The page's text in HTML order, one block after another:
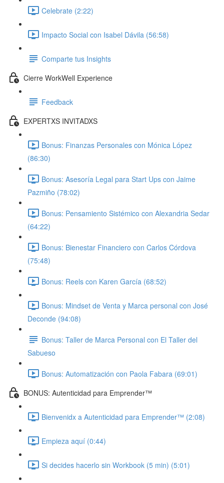
Celebrate (2:22)
Impacto Social con Isabel Dávila (56:58)
Comparte tus Insights
Cierre WorkWell Experience
Feedback
EXPERTXS INVITADXS
Bonus: Finanzas Personales con Mónica López
(86:30)
Bonus: Asesoría Legal para Start Ups con Jaime
Pazmiño (78:02)
Bonus: Pensamiento Sistémico con Alexandria Sedar
(64:22)
Bonus: Bienestar Financiero con Carlos Córdova
(75:48)
Bonus: Reels con Karen García (68:52)
Bonus: Mindset de Venta y Marca personal con José
Deconde (94:08)
Bonus: Taller de Marca Personal con El Taller del
Sabueso
Bonus: Automatización con Paola Fabara (69:01)
BONUS: Autenticidad para Emprender™
Bienvenidx a Autenticidad para Emprender™ (2:08)
Empieza aquí (0:44)
Si decides hacerlo sin Workbook (5 min) (5:01)